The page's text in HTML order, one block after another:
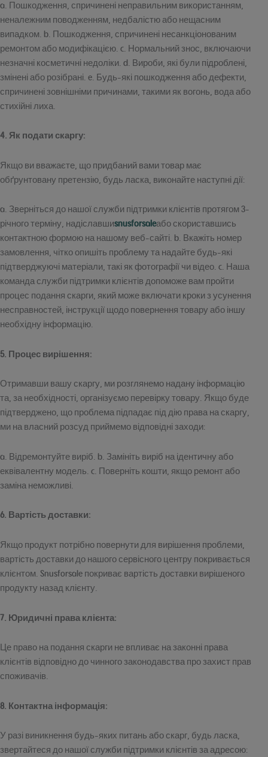
a. Пошкодження, спричинені неправильним використанням,
неналежним поводженням, недбалістю або нещасним
випадком. b. Пошкодження, спричинені несанкціонованим
ремонтом або модифікацією. c. Нормальний знос, включаючи
незначні косметичні недоліки. d. Вироби, які були підроблені,
змінені або розібрані. e. Будь-які пошкодження або дефекти,
спричинені зовнішніми причинами, такими як вогонь, вода або
стихійні лиха.
4. Як подати скаргу:
Якщо ви вважаєте, що придбаний вами товар має
обґрунтовану претензію, будь ласка, виконайте наступні дії:
a. Зверніться до нашої служби підтримки клієнтів протягом 3-
річного терміну, надіславшиsnusforsaleабо скориставшись
контактною формою на нашому веб-сайті. b. Вкажіть номер
замовлення, чітко опишіть проблему та надайте будь-які
підтверджуючі матеріали, такі як фотографії чи відео. c. Наша
команда служби підтримки клієнтів допоможе вам пройти
процес подання скарги, який може включати кроки з усунення
несправностей, інструкції щодо повернення товару або іншу
необхідну інформацію.
5. Процес вирішення:
Отримавши вашу скаргу, ми розглянемо надану інформацію
та, за необхідності, організуємо перевірку товару. Якщо буде
підтверджено, що проблема підпадає під дію права на скаргу,
ми на власний розсуд приймемо відповідні заходи:
a. Відремонтуйте виріб. b. Замініть виріб на ідентичну або
еквівалентну модель. c. Поверніть кошти, якщо ремонт або
заміна неможливі.
6. Вартість доставки:
Якщо продукт потрібно повернути для вирішення проблеми,
вартість доставки до нашого сервісного центру покривається
клієнтом. Snusforsale покриває вартість доставки вирішеного
продукту назад клієнту.
7. Юридичні права клієнта:
Це право на подання скарги не впливає на законні права
клієнтів відповідно до чинного законодавства про захист прав
споживачів.
8. Контактна інформація:
У разі виникнення будь-яких питань або скарг, будь ласка,
звертайтеся до нашої служби підтримки клієнтів за адресою: